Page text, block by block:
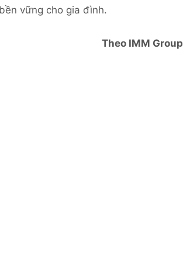
vững cho gia đình.
Theo IMM Group